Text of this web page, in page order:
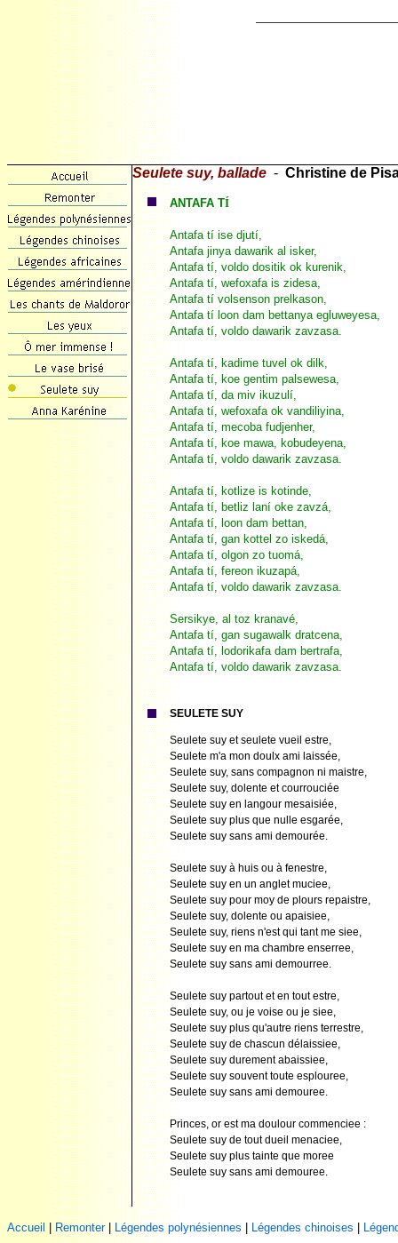
Seulete suy, ballade - Christine de
ANTAFA TÍ
Antafa tí ise djutí,
Antafa jinya dawarik al isker,
Antafa tí, voldo dositik ok kurenik,
Antafa tí, wefoxafa is zidesa,
Antafa tí volsenson prelkason,
Antafa tí loon dam bettanya egluweyesa,
Antafa tí, voldo dawarik zavzasa.
Antafa tí, kadime tuvel ok dilk,
Antafa tí, koe gentim palsewesa,
Antafa tí, da miv ikuzulí,
Antafa tí, wefoxafa ok vandiliyina,
Antafa tí, mecoba fudjenher,
Antafa tí, koe mawa, kobudeyena,
Antafa tí, voldo dawarik zavzasa.
Antafa tí, kotlize is kotinde,
Antafa tí, betliz laní oke zavzá,
Antafa tí, loon dam bettan,
Antafa tí, gan kottel zo iskedá,
Antafa tí, olgon zo tuomá,
Antafa tí, fereon ikuzapá,
Antafa tí, voldo dawarik zavzasa.
Sersikye, al toz kranavé,
Antafa tí, gan sugawalk dratcena,
Antafa tí, lodorikafa dam bertrafa,
Antafa tí, voldo dawarik zavzasa.
SEULETE SUY
Seulete suy et seulete vueil estre,
Seulete m'a mon doulx ami laissée,
Seulete suy, sans compagnon ni maistre,
Seulete suy, dolente et courrouciée
Seulete suy en langour mesaisiée,
Seulete suy plus que nulle esgarée,
Seulete suy sans ami demourée.
Seulete suy à huis ou à fenestre,
Seulete suy en un anglet muciee,
Seulete suy pour moy de plours repaistre,
Seulete suy, dolente ou apaisiee,
Seulete suy, riens n'est qui tant me siee,
Seulete suy en ma chambre enserree,
Seulete suy sans ami demourree.
Seulete suy partout et en tout estre,
Seulete suy, ou je voise ou je siee,
Seulete suy plus qu'autre riens terrestre,
Seulete suy de chascun délaissiee,
Seulete suy durement abaissiee,
Seulete suy souvent toute esplouree,
Seulete suy sans ami demouree.
Princes, or est ma doulour commenciee :
Seulete suy de tout dueil menaciee,
Seulete suy plus tainte que moree
Seulete suy sans ami demouree.
Accueil |Remonter|Légendes polynésiennes Légendes chinoises